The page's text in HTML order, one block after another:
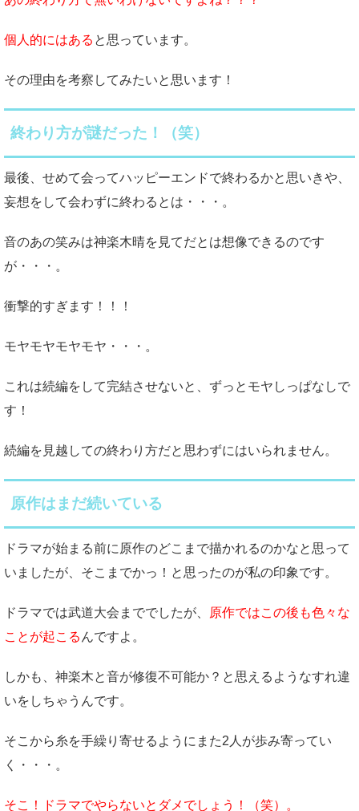
個人的にはある と思っています。
その理由を考察してみたいと思います！
終わり方が謎だった！（笑）
最後、せめて会ってハッピーエンドで終わるかと思いきや、
妄想をして会わずに終わるとは・・・。
音のあの笑みは神楽木晴を見てだとは想像できるのです
が・・・。
衝撃的すぎます！！！
モヤモヤモヤモヤ・・・。
これは続編をして完結させないと、ずっとモヤしっぱなしで
す！
続編を見越しての終わり方だと思わずにはいられません。
原作はまだ続いている
ドラマが始まる前に原作のどこまで描かれるのかなと思って
いましたが、そこまでかっ！と思ったのが私の印象です。
ドラマでは武道大会まででしたが、
原作ではこの後も色々な
ことが起こる んですよ。
しかも、神楽木と音が修復不可能か？と思えるようなすれ違
いをしちゃうんです。
そこから糸を手繰り寄せるようにまた2人が歩み寄ってい
く・・・。
そこ！ドラマでやらないとダメでしょう！（笑）。